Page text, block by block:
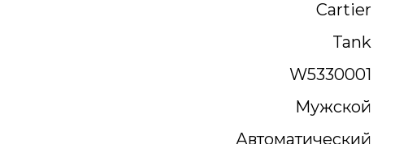
Cartier
Tank
W5330001
Мужской
Автоматический